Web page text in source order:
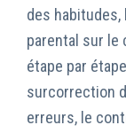
des
parental sur le
étape par
surcorrection
erreurs, le